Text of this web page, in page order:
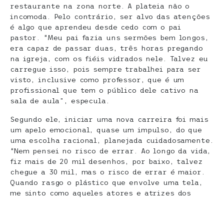
restaurante na zona norte. A plateia não o
incomoda. Pelo contrário, ser alvo das atenções
é algo que aprendeu desde cedo com o pai
pastor. “Meu pai fazia uns sermões bem longos,
era capaz de passar duas, três horas pregando
na igreja, com os fiéis vidrados nele. Talvez eu
carregue isso, pois sempre trabalhei para ser
visto, inclusive como professor, que é um
profissional que tem o público dele cativo na
sala de aula”, especula.
Segundo ele, iniciar uma nova carreira foi mais
um apelo emocional, quase um impulso, do que
uma escolha racional, planejada cuidadosamente.
“Nem pensei no risco de errar. Ao longo da vida,
fiz mais de 20 mil desenhos, por baixo, talvez
chegue a 30 mil, mas o risco de errar é maior.
Quando rasgo o plástico que envolve uma tela,
me sinto como aqueles atores e atrizes dos